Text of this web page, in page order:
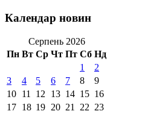
Календар новин
Серпень 2026
Пн Вт Ср Чт Пт Сб Нд
1
2
3
4 5 6 7 8
9
10 11 12 13 14 15 16
17 18 19 20 21 22 23